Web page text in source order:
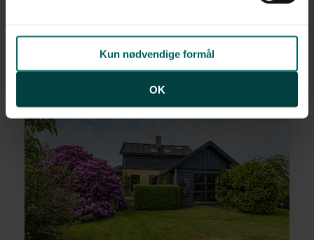
Kun nødvendige formål
OK
3060Espergærde
7.495.000 kr.189 m²6 rum